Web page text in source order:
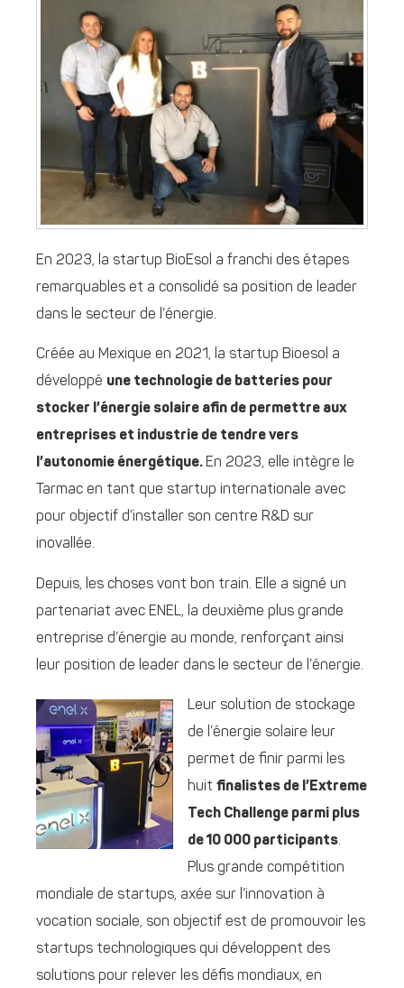
En 2023, la startup BioEsol a franchi des étapes
remarquables et a consolidé sa position de leader
dans le secteur de l’énergie.
Créée au Mexique en 2021, la startup Bioesol a
développé une technologie de batteries pour
stocker l’énergie solaire afin de permettre aux
entreprises et industrie de tendre vers
l’autonomie énergétique.En 2023, elle intègre le
Tarmac en tant que startup internationale avec
pour objectif d’installer son centre R&D sur
inovallée.
Depuis, les choses vont bon train. Elle a signé un
partenariat avec ENEL, la deuxième plus grande
entreprise d’énergie au monde, renforçant ainsi
leur position de leader dans le secteur de l’énergie.
Leur solution de stockage
de l’énergie solaire leur
permet de finir parmi les
huit finalistes de l’Extreme
Tech Challenge parmi plus
de 10 000 participants.
Plus grande compétition
mondiale de startups, axée sur l’innovation à
vocation sociale, son objectif est de promouvoir les
startups technologiques qui développent des
solutions pour relever les défis mondiaux, en